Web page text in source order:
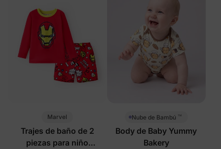
Marvel
Trajes de baño de 2
piezas para niño
Nube de Bambú ™
Body de Baby Yummy
Bakery